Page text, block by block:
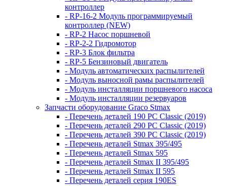
контроллер
- RP-16-2 Модуль программируемый
контроллер (NEW)
- RP-2 Насос поршневой
- RP-2-2 Гидромотор
- RP-3 Блок фильтра
- RP-5 Бензиновый двигатель
- Модуль автоматических распылителей
- Модуль выносной рамы распылителей
- Модуль инсталляции поршневого насоса
- Модуль инсталляции резервуаров
Запчасти оборудование Graco Stmax
- Перечень деталей 190 PC Classic (2019)
- Перечень деталей 290 PC Classic (2019)
- Перечень деталей 390 PC Classic (2019)
- Перечень деталей Stmax 395/495
- Перечень деталей Stmax 595
- Перечень деталей Stmax II 395/495
- Перечень деталей Stmax II 595
- Перечень деталей серия 190ES